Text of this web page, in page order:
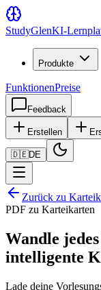
StudyGlenKI-
Produkte
FunktionenPreise
Feedback
Erstellen
🇩🇪DE
Zurück zu
PDF zu Karteikarten
Wandle
intelligente
Lade deine